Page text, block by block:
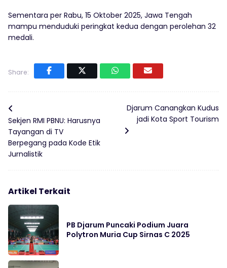
Sementara per Rabu, 15 Oktober 2025, Jawa Tengah
mampu menduduki peringkat kedua dengan perolehan 32
medali.
Share:
Sekjen RMI PBNU: Harusnya
Tayangan di TV
Berpegang pada Kode Etik
Jurnalistik
Djarum Canangkan Kudus
jadi Kota Sport Tourism
Artikel Terkait
PB Djarum Puncaki Podium Juara
Polytron Muria Cup Sirnas C 2025